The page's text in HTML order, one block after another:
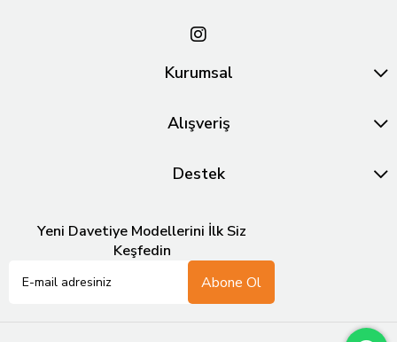
Kurumsal
Alışveriş
Destek
Yeni Davetiye Modellerini İlk Siz
Keşfedin
Abone Ol